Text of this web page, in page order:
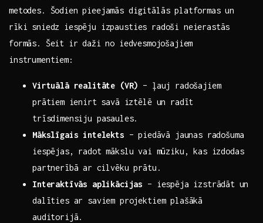
metodes. Šodien pieejamās digitālās platformas un
rīki sniedz iespēju izpausties radoši neierastās
formās. Šeit ‍ir daži ⁤no⁤ iedvesmojošajiem
instrumentiem:
Virtuālā realitāte (VR) – ‌ļauj radošajiem
prātiem ⁤ienirt savā iztēlē un radīt
trīsdimensiju pasaules.
Mākslīgais intelekts –⁤ piedāvā jaunas radošuma​
iespējas, radot mākslu vai⁤ mūziku, kas izdodas
partnerībā⁢ ar cilvēku prātu.
Interaktīvās aplikācijas –‌ iespēja izstrādāt⁢ un
dalīties ar ​saviem projektiem ‍plašākā
auditorijā.